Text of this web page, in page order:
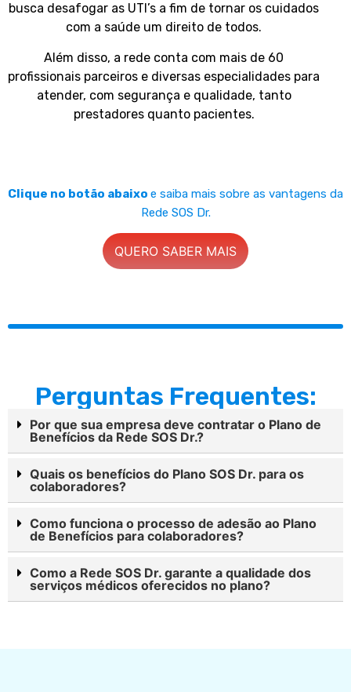
busca desafogar as UTI’s a fim de tornar os cuidados
com a saúde um direito de todos.
Além disso, a rede conta com mais de 60
profissionais parceiros e diversas especialidades para
atender, com segurança e qualidade, tanto
prestadores quanto pacientes.
Clique no botão abaixo e saiba mais sobre as vantagens da
Rede SOS Dr.
QUERO SABER MAIS
Perguntas Frequentes:
Por que sua empresa deve contratar o Plano de
Benefícios da Rede SOS Dr.?
Quais os benefícios do Plano SOS Dr. para os
colaboradores?
Como funciona o processo de adesão ao Plano
de Benefícios para colaboradores?
Como a Rede SOS Dr. garante a qualidade dos
serviços médicos oferecidos no plano?